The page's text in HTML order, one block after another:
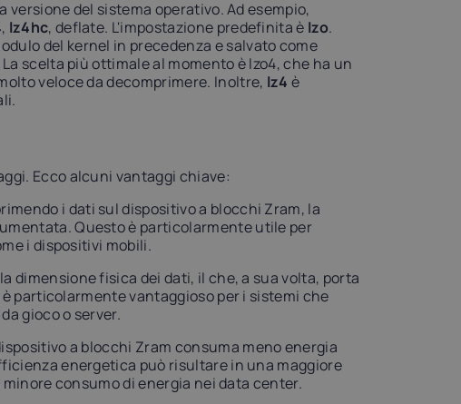
del sistema operativo. Ad esempio,
, lz4hc, deflate. L'impostazione predefinita è lzo.
del kernel in precedenza e salvato come
scelta più ottimale al momento è lzo4, che ha un
veloce da decomprimere. Inoltre, lz4 è
Ecco alcuni vantaggi chiave:
i dati sul dispositivo a blocchi Zram, la
Questo è particolarmente utile per
i dispositivi mobili.
dimensione fisica dei dati, il che, a sua volta, porta
particolarmente vantaggioso per i sistemi che
gioco o server.
a blocchi Zram consuma meno energia
energetica può risultare in una maggiore
consumo di energia nei data center.